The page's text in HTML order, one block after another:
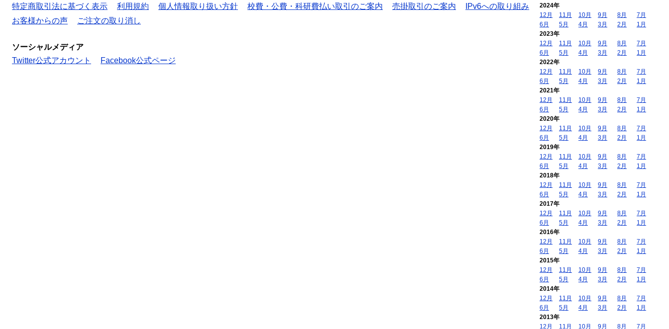
特定商取引法に基づく表示
利用規約 個人情報取り扱い方針 校費・公費・科研費払い取引のご案内 売掛取引のご案内
IPv6への取り組み
お客様からの声
ご注文の取り消し
ソーシャルメディア
Twitter公式アカウント
Facebook公式ページ
2024年
12月
11月 10月 9月 8月
7月
6月
5月 4月 3月 2月
1月
2023年
12月
11月 10月 9月 8月
7月
6月
5月 4月 3月 2月
1月
2022年
12月
11月 10月 9月 8月
7月
6月
5月 4月 3月 2月
1月
2021年
12月
11月 10月 9月 8月
7月
6月
5月 4月 3月 2月
1月
2020年
12月
11月 10月 9月 8月
7月
6月
5月 4月 3月 2月
1月
2019年
12月
11月 10月 9月 8月
7月
6月
5月 4月 3月 2月
1月
2018年
12月
11月 10月 9月 8月
7月
6月
5月 4月 3月 2月
1月
2017年
12月
11月 10月 9月 8月
7月
6月
5月 4月 3月 2月
1月
2016年
12月
11月 10月 9月 8月
7月
6月
5月 4月 3月 2月
1月
2015年
12月
11月 10月 9月 8月
7月
6月
5月 4月 3月 2月
1月
2014年
12月
11月 10月 9月 8月
7月
6月
5月 4月 3月 2月
1月
2013年
12月
11月 10月 9月 8月 7月